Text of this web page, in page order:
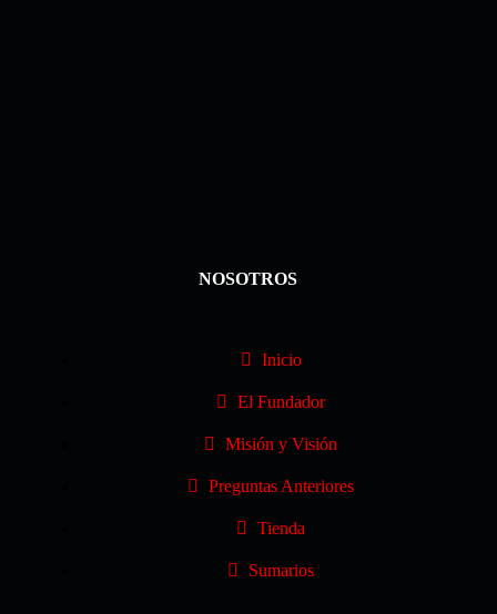
NOSOTROS
Inicio
El Fundador
Misión y Visión
Preguntas Anteriores
Tienda
Sumarios